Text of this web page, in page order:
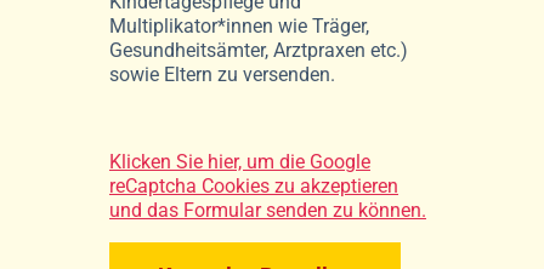
Multiplikator*innen wie Träger,
Gesundheitsämter, Arztpraxen etc.)
sowie Eltern zu versenden.
Klicken Sie hier, um die Google
reCaptcha Cookies zu akzeptieren
und das Formular senden zu können.